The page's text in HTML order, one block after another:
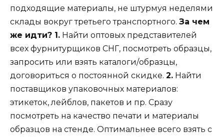
подходящие материалы, не штурмуя неделями
склады вокруг третьего транспортного. За чем
же идти? 1. Найти оптовых представителей
всех фурнитурщиков СНГ, посмотреть образцы,
запросить или взять каталоги/образцы,
договориться о постоянной скидке. 2. Найти
поставщиков упаковочных материалов:
этикеток, лейблов, пакетов и пр. Сразу
посмотреть на качество печати и материалы
образцов на стенде. Оптимальнее всего взять с